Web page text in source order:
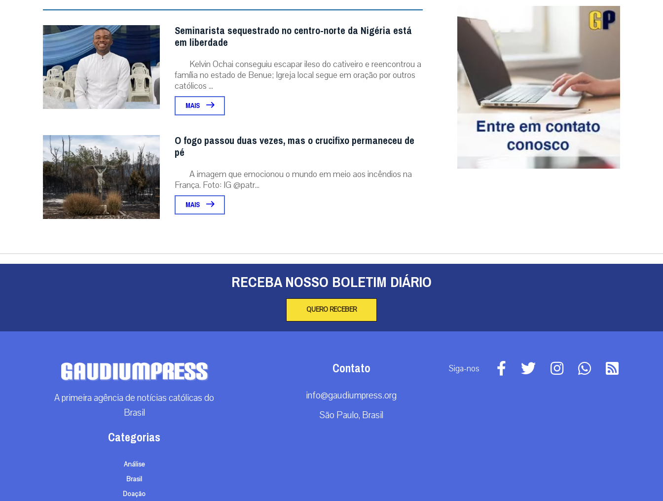
Seminarista sequestrado no centro-norte da Nigéria está
em liberdade
Kelvin Ochai conseguiu escapar ileso do cativeiro e reencontrou a
família no estado de Benue; Igreja local segue em oração por outros
católicos ...
MAIS
O fogo passou duas vezes, mas o crucifixo permaneceu de
pé
A imagem que emocionou o mundo em meio aos incêndios na
França. Foto: IG @patr...
MAIS
RECEBA NOSSO BOLETIM DIÁRIO
QUERO RECEBER
A primeira agência de notícias católicas do
Brasil
Categorias
Análise
Brasil
Doação
Contato
info@gaudiumpress.org
São Paulo, Brasil
Siga-nos